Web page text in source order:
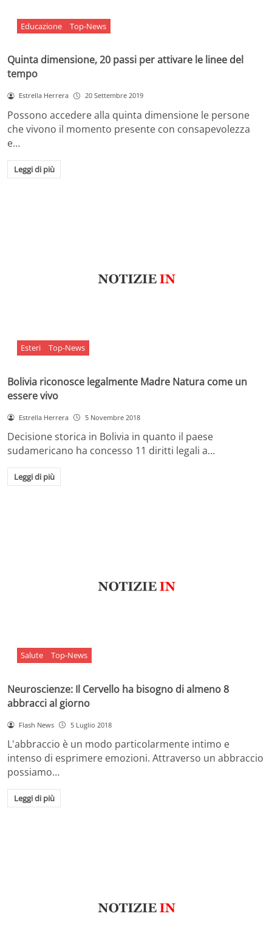
Educazione Top-News
Quinta dimensione, 20 passi per attivare le linee del
tempo
Estrella Herrera 20 Settembre 2019
Possono accedere alla quinta dimensione le persone
che vivono il momento presente con consapevolezza
e…
Leggi di più
Esteri Top-News
Bolivia riconosce legalmente Madre Natura come un
essere vivo
Estrella Herrera 5 Novembre 2018
Decisione storica in Bolivia in quanto il paese
sudamericano ha concesso 11 diritti legali a…
Leggi di più
Salute Top-News
Neuroscienze: Il Cervello ha bisogno di almeno 8
abbracci al giorno
Flash News 5 Luglio 2018
L'abbraccio è un modo particolarmente intimo e
intenso di esprimere emozioni. Attraverso un abbraccio
possiamo…
Leggi di più